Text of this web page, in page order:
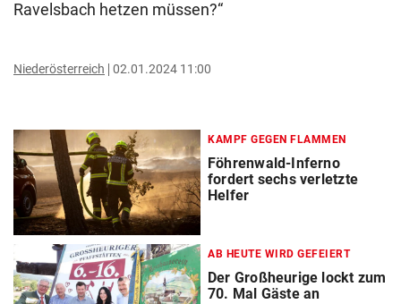
Ravelsbach hetzen müssen?“
Niederösterreich 02.01.2024 11:00
KAMPF GEGEN FLAMMEN
Föhrenwald-Inferno
fordert sechs verletzte
Helfer
AB HEUTE WIRD GEFEIERT
Der Großheurige lockt zum
70. Mal Gäste an